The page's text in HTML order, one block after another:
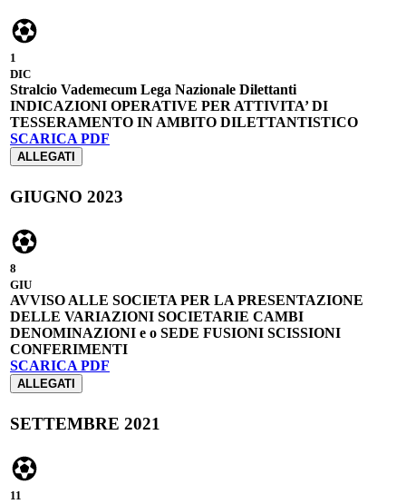
1
DIC
Stralcio Vademecum Lega Nazionale Dilettanti
INDICAZIONI OPERATIVE PER ATTIVITA’ DI
TESSERAMENTO IN AMBITO DILETTANTISTICO
SCARICA PDF
ALLEGATI
GIUGNO 2023
8
GIU
AVVISO ALLE SOCIETA PER LA PRESENTAZIONE
DELLE VARIAZIONI SOCIETARIE CAMBI
DENOMINAZIONI e o SEDE FUSIONI SCISSIONI
CONFERIMENTI
SCARICA PDF
ALLEGATI
SETTEMBRE 2021
11